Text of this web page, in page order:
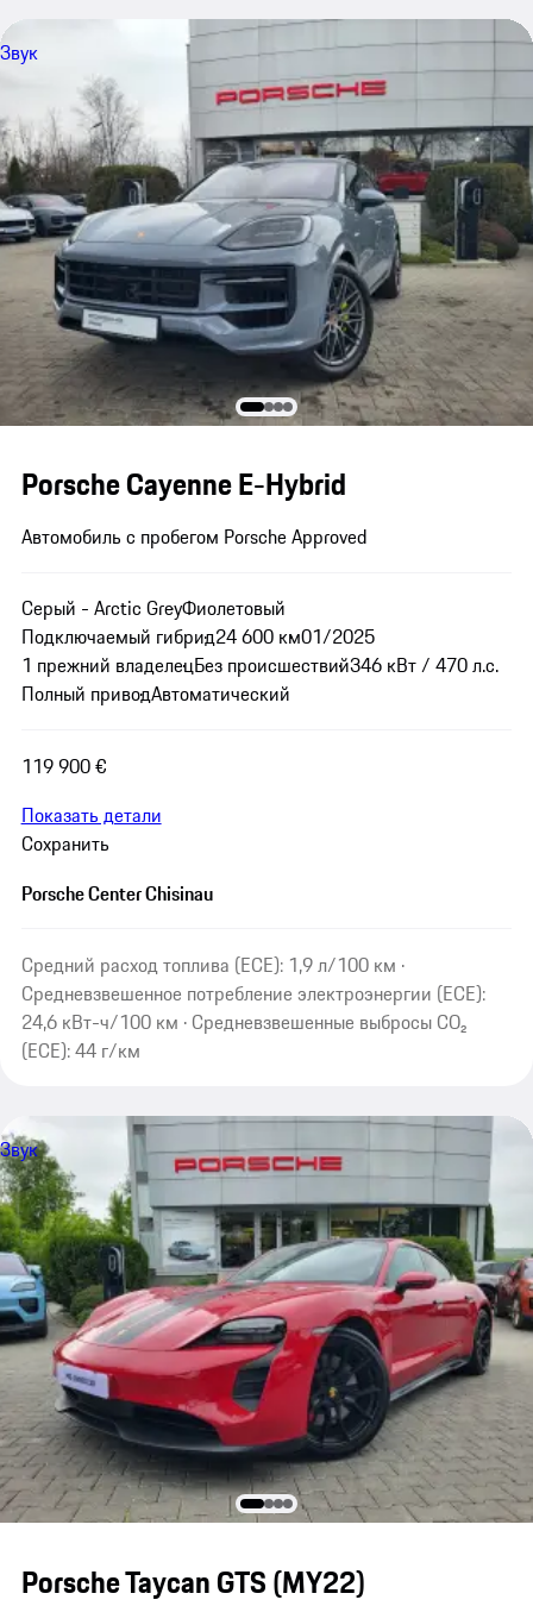
Звук
Porsche Cayenne E-Hybrid
Автомобиль с пробегом Porsche Approved
Серый - Arctic GreyФиолетовый
Подключаемый гибрид24 600 км01/2025
1 прежний владелецБез происшествий346 кВт / 470 л.с.
Полный приводАвтоматический
119 900 €
Показать детали
Сохранить
Porsche Center Chisinau
Средний расход топлива (ECE): 1,9 л/100 км ·
Средневзвешенное потребление электроэнергии (ECE):
24,6 кВт-ч/100 км · Средневзвешенные выбросы CO₂
(ECE): 44 г/км
Звук
Porsche Taycan GTS (MY22)